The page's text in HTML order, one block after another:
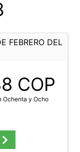
FEBRERO DEL
COP
Ochenta y Ocho